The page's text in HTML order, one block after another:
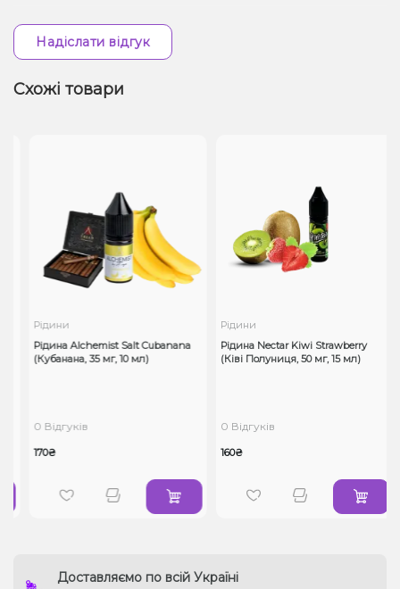
Надіслати відгук
Схожі товари
Рідини
Рідина Alchemist Salt Cubanana
(Кубанана, 35 мг, 10 мл)
0 Відгуків
170₴
Рідини
Рідина Nectar Kiwi Strawberry
(Ківі Полуниця, 50 мг, 15 мл)
0 Відгуків
160₴
Доставляємо по всій Україні